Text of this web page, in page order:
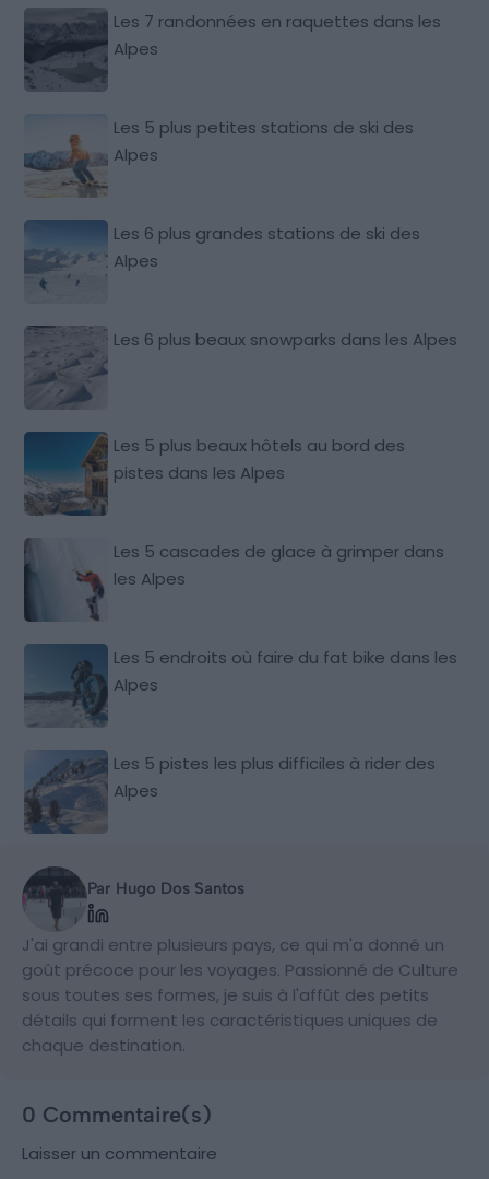
Les 7 randonnées en raquettes dans les
Alpes
Les 5 plus petites stations de ski des
Alpes
Les 6 plus grandes stations de ski des
Alpes
Les 6 plus beaux snowparks dans les Alpes
Les 5 plus beaux hôtels au bord des
pistes dans les Alpes
Les 5 cascades de glace à grimper dans
les Alpes
Les 5 endroits où faire du fat bike dans les
Alpes
Les 5 pistes les plus difficiles à rider des
Alpes
Par Hugo Dos Santos
J'ai grandi entre plusieurs pays, ce qui m'a donné un
goût précoce pour les voyages. Passionné de Culture
sous toutes ses formes, je suis à l'affût des petits
détails qui forment les caractéristiques uniques de
chaque destination.
0 Commentaire(s)
Laisser un commentaire